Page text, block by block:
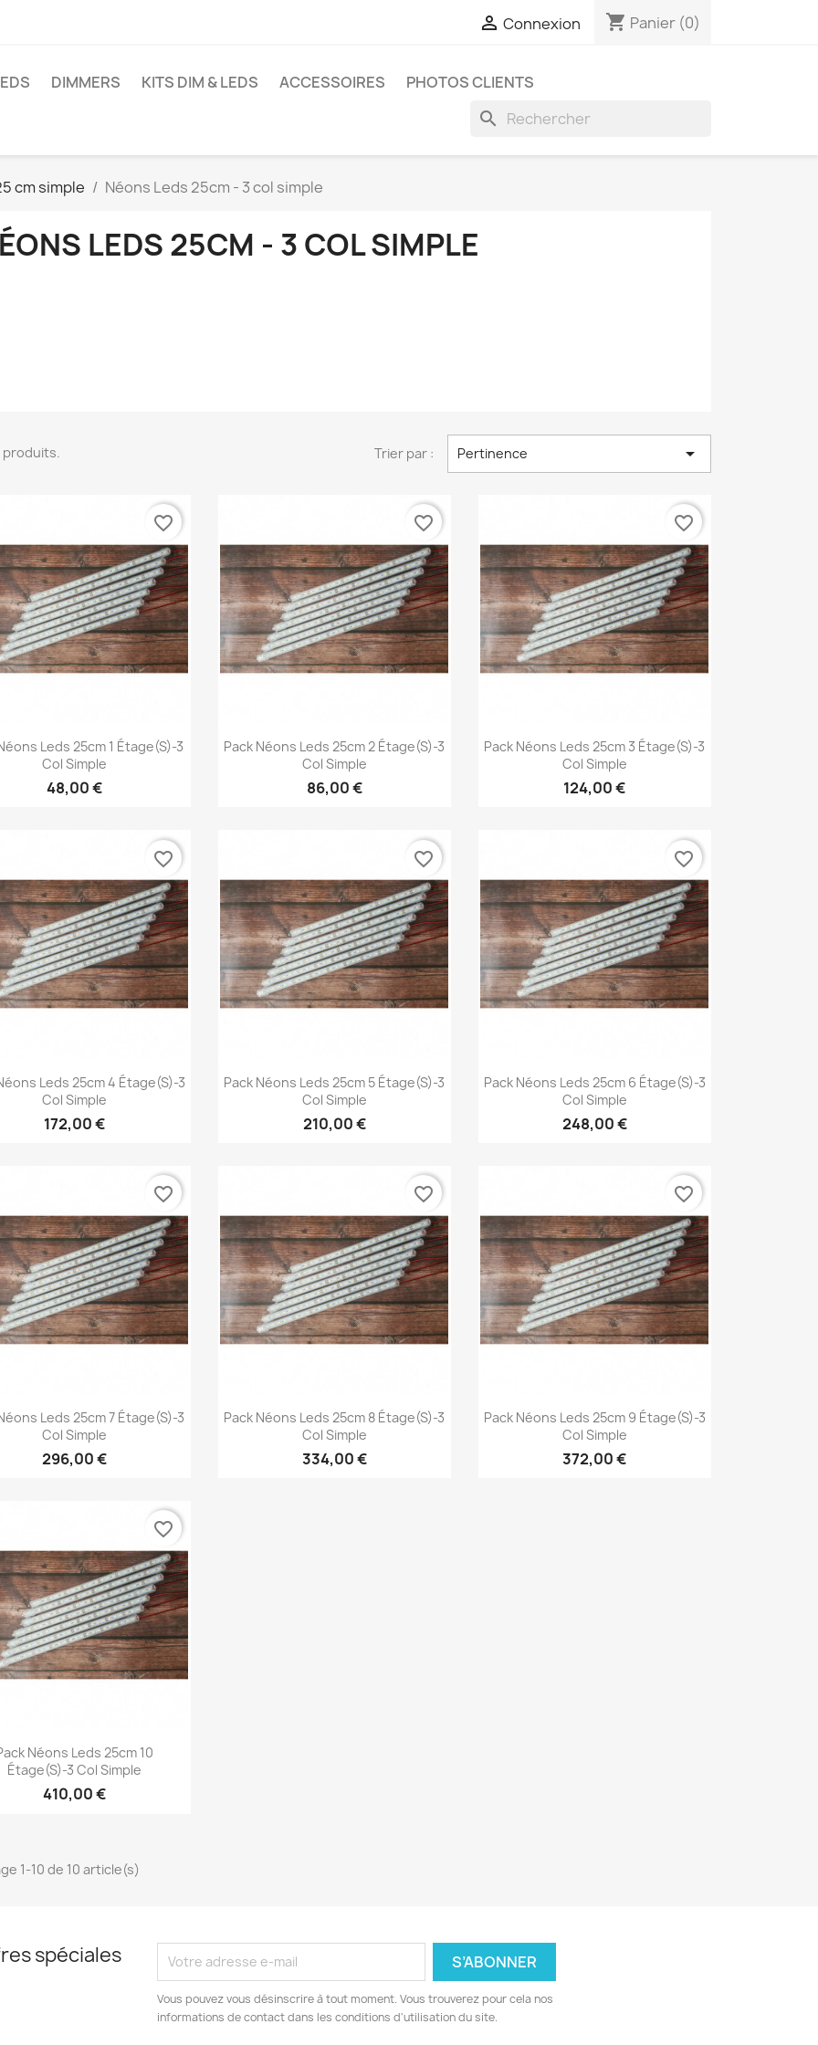
 Connexion shopping_cart Panier (0)
DIMMERS KITS DIM & LEDS ACCESSOIRES PHOTOS CLIENTS
search
cm simple Néons Leds 25cm - 3 col simple
LEDS 25CM - 3 COL SIMPLE
produits. Trier par : Pertinence 
Aperçu rapide
Leds 25cm 1 Étage(s)-3
Col Simple
48,00 €
favorite_border
Aperçu rapide
Pack Néons Leds 25cm 2 Étage(s)-3
Col Simple
86,00 €
favorite_border
Aperçu rapide
Pack Néons Leds 25cm 3 Étage(s)-3
Col Simple
124,00 €
favorite_border
Aperçu rapide
Leds 25cm 4 Étage(s)-3
Col Simple
172,00 €
favorite_border
Aperçu rapide
Pack Néons Leds 25cm 5 Étage(s)-3
Col Simple
210,00 €
favorite_border
Aperçu rapide
Pack Néons Leds 25cm 6 Étage(s)-3
Col Simple
248,00 €
favorite_border
Aperçu rapide
Leds 25cm 7 Étage(s)-3
Col Simple
296,00 €
favorite_border
Aperçu rapide
Pack Néons Leds 25cm 8 Étage(s)-3
Col Simple
334,00 €
favorite_border
Aperçu rapide
Pack Néons Leds 25cm 9 Étage(s)-3
Col Simple
372,00 €
favorite_border
Aperçu rapide
Néons Leds 25cm 10
Étage(s)-3 Col Simple
410,00 €
favorite_border
1-10 de 10 article(s)
spéciales
Vous pouvez vous désinscrire à tout moment. Vous trouverez pour cela nos
informations de contact dans les conditions d'utilisation du site.